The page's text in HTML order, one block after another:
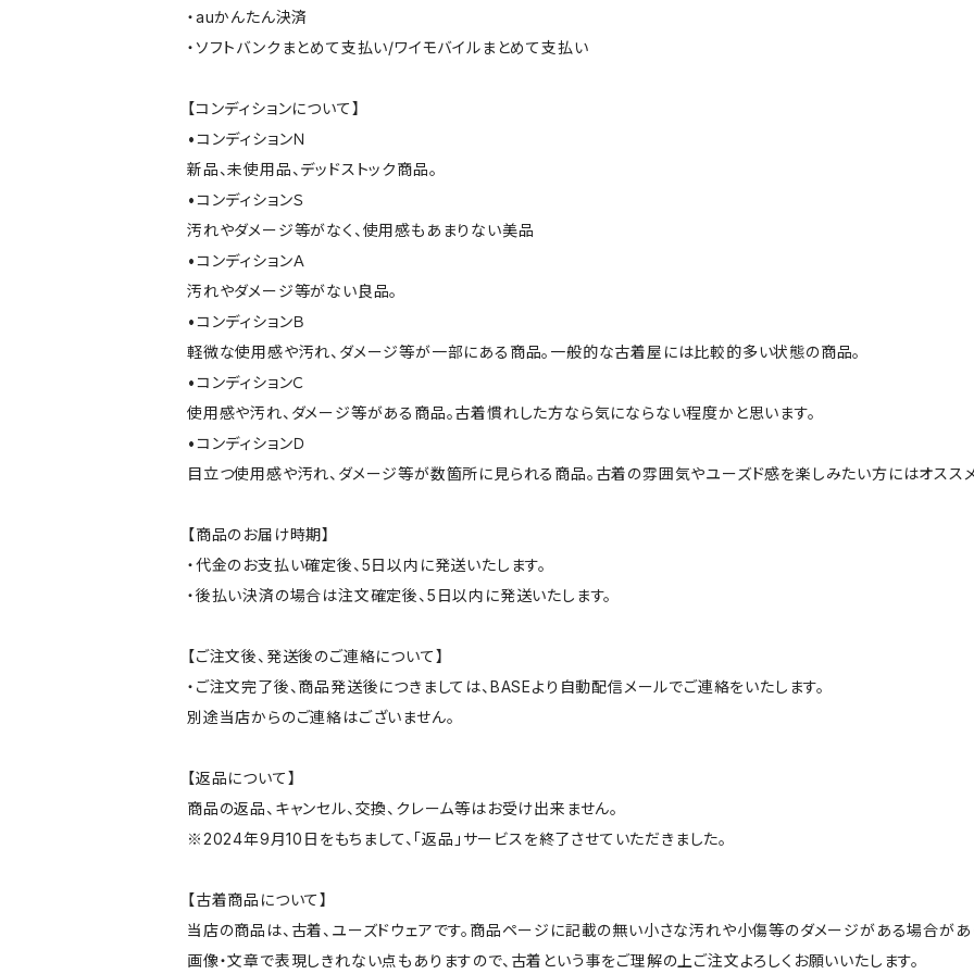
・auかんたん決済
・ソフトバンクまとめて支払い/ワイモバイルまとめて支払い
【コンディションについて】
•コンディションＮ
新品、未使用品、デッドストック商品。
•コンディションＳ
汚れやダメージ等がなく、使用感もあまりない美品
•コンディションＡ
汚れやダメージ等がない良品。
•コンディションＢ
軽微な使用感や汚れ、ダメージ等が一部にある商品。一般的な古着屋には比較的多い状態の商品。
•コンディションＣ
使用感や汚れ、ダメージ等がある商品。古着慣れした方なら気にならない程度かと思います。
•コンディションＤ
目立つ使用感や汚れ、ダメージ等が数箇所に見られる商品。古着の雰囲気やユーズド感を楽しみたい方にはオスス
【商品のお届け時期】
・代金のお支払い確定後、5日以内に発送いたします。
・後払い決済の場合は注文確定後、5日以内に発送いたします。
【ご注文後、発送後のご連絡について】
・ご注文完了後、商品発送後につきましては、BASEより自動配信メールでご連絡をいたします。
別途当店からのご連絡はございません。
【返品について】
商品の返品、キャンセル、交換、クレーム等はお受け出来ません。
※2024年9月10日をもちまして、「返品」サービスを終了させていただきました。
【古着商品について】
当店の商品は、古着、ユーズドウェアです。商品ページに記載の無い小さな汚れや小傷等のダメージがある場合があ
画像・文章で表現しきれない点もありますので、古着という事をご理解の上ご注文よろしくお願いいたします。